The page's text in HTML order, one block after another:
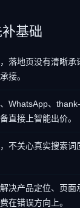
基础
落地页没有清晰承
接。
WhatsApp、
直接上智能出价。
不关心真实搜索词
决产品定位、页面
在错误方向上。